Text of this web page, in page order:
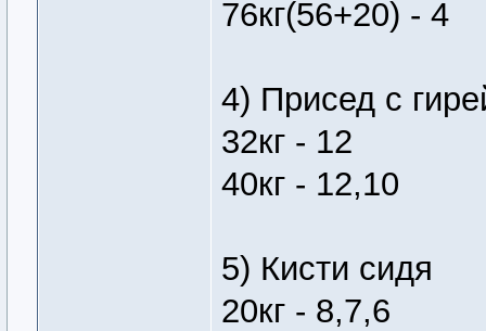
76кг(56+20) - 4
4) Присед с
32кг - 12
40кг - 12,10
5) Кисти сидя
20кг - 8,7,6